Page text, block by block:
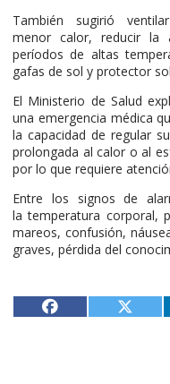
También sugirió
menor calor, reducir la
períodos de altas
gafas de sol y protector
El Ministerio de Salud
una emergencia médica
la capacidad de regular
prolongada al calor o al
por lo que requiere
Entre los signos de
la temperatura corporal,
mareos, confusión,
graves, pérdida del